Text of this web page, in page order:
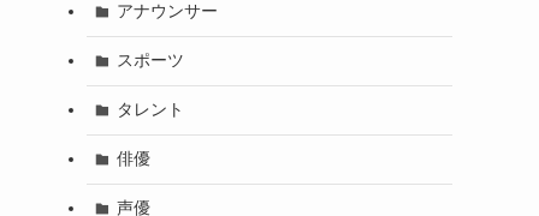
アナウンサー
スポーツ
タレント
俳優
声優